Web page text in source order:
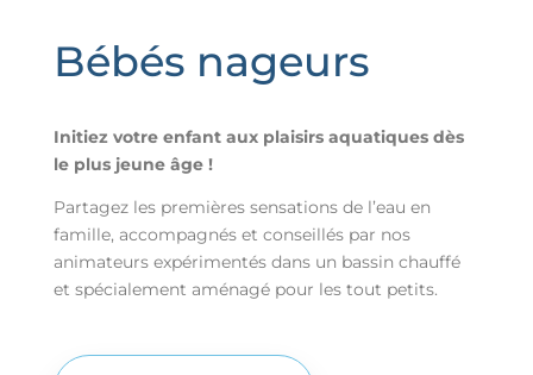
Bébés nageurs
Initiez votre enfant aux plaisirs aquatiques dès
le plus jeune âge !
Partagez les premières sensations de l’eau en
famille, accompagnés et conseillés par nos
animateurs expérimentés dans un bassin chauffé
et spécialement aménagé pour les tout petits.